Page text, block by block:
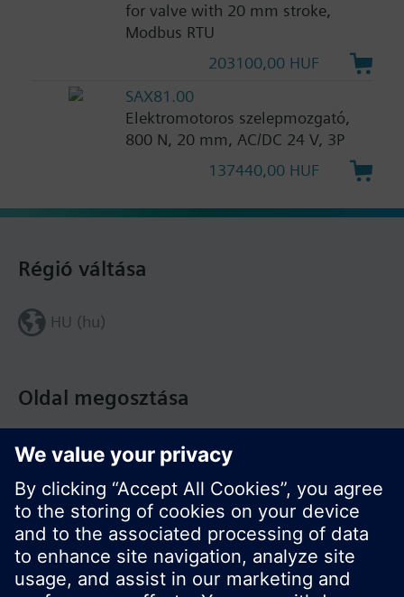
for valve with 20 mm stroke,
Modbus RTU
203100,00 HUF
SAX81.00
Elektromotoros szelepmozgató,
800 N, 20 mm, AC/DC 24 V, 3P
137440,00 HUF
Oldal megosztása
Régió váltása
HU (hu)